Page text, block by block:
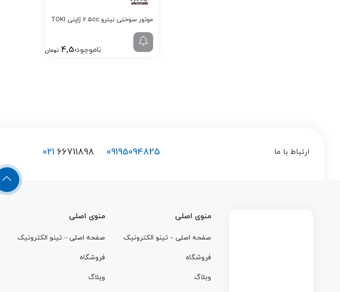
موتور سوختی نیترو 2.5cc ژاپنی TOKI
4,500,000 تومان
ارتباط با ما 021 66711898 09195094825
منوی اصلی
صفحه اصلی – تینو الکترونیک
فروشگاه
وبلاگ
منوی اصلی
صفحه اصلی – تینو الکترونیک
فروشگاه
وبلاگ